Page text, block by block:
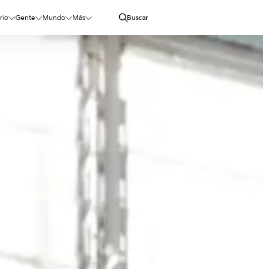
Gente Mundo Más Buscar